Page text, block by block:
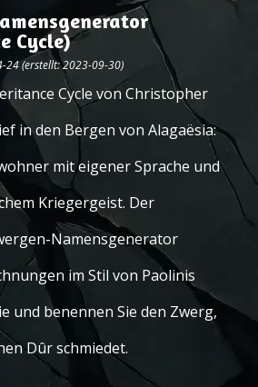
Cycle)
24 (erstellt: 2023-09-30)
Cycle von Christopher
in den Bergen von Alagaësia:
mit eigener Sprache und
Kriegergeist. Der
Namensgenerator
im Stil von Paolinis
und benennen Sie den Zwerg,
Dûr schmiedet.